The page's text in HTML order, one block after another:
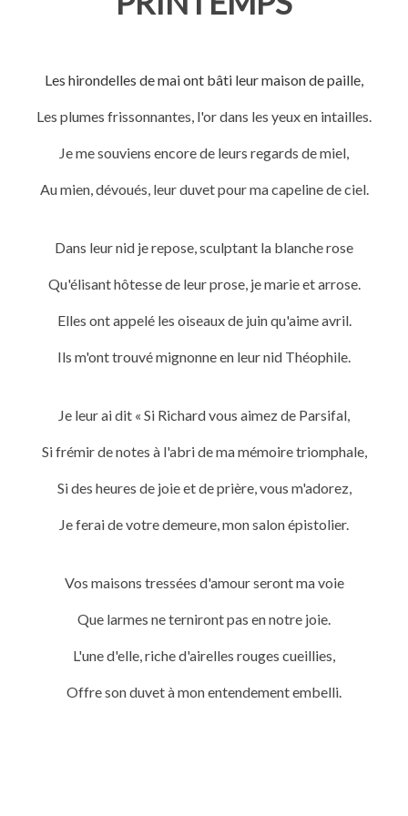
Les hirondelles de mai ont bâti leur maison de paille,
Les plumes frissonnantes, l'or dans les yeux en intailles.
Je me souviens encore de leurs regards de miel,
Au mien, dévoués, leur duvet pour ma capeline de ciel.
Dans leur nid je repose, sculptant la blanche rose
Qu'élisant hôtesse de leur prose, je marie et arrose.
Elles ont appelé les oiseaux de juin qu'aime avril.
Ils m'ont trouvé mignonne en leur nid Théophile.
Je leur ai dit « Si Richard vous aimez de Parsifal,
Si frémir de notes à l'abri de ma mémoire triomphale,
Si des heures de joie et de prière, vous m'adorez,
Je ferai de votre demeure, mon salon épistolier.
Vos maisons tressées d'amour seront ma voie
Que larmes ne terniront pas en notre joie.
L'une d'elle, riche d'airelles rouges cueillies,
Offre son duvet à mon entendement embelli.